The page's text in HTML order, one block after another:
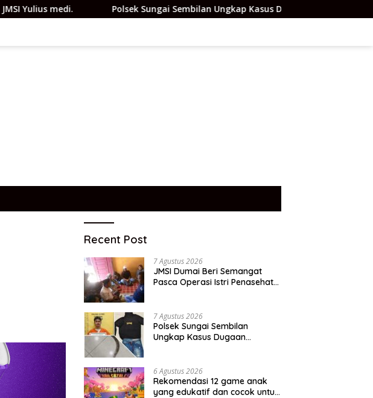
Polsek Sungai Sembilan Ungkap Kasus Dugaan Percobaan Pembunuhan
Recent Post
7 Agustus 2026
JMSI Dumai Beri Semangat
Pasca Operasi Istri Penasehat
7 Agustus 2026
Polsek Sungai Sembilan
Ungkap Kasus Dugaan
Berhasil Diamankan
6 Agustus 2026
Rekomendasi 12 game anak
yang edukatif dan cocok untuk